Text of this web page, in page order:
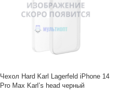
Чехол Hard Karl Lagerfeld iPhone 14
Pro Max Karl’s head черный